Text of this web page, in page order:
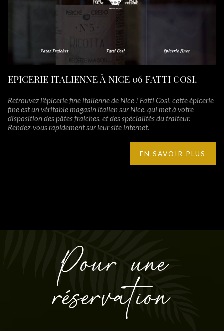
EPICERIE ITALIENNE À NICE 06 FATTI COSI.
Retrouvez l'épicerie fine italienne de Nice ! Fatti Cosi, cette épicerie
fine est un véritable magasin italien sur Nice, qui met à votre
disposition des pâtes fraiches, et des spécialités du traiteur.
Rendez-vous rapidement sur leur site internet.
EN SAVOIR PLUS
Pour une
réservation